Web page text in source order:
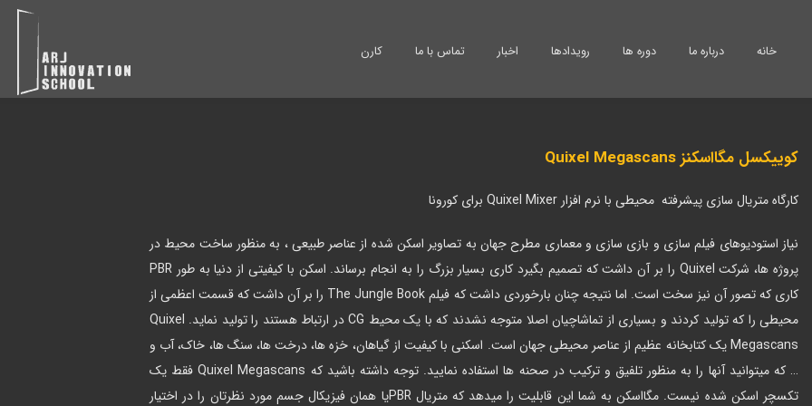
خانه درباره ما دوره ها رویدادها اخبار تماس با ما کارن
کوییکسل مگااسکنز Quixel Megascans
کارگاه متریال سازی پیشرفته محیطی با نرم افزار Quixel Mixer برای کورونا
نیاز استودیوهای فیلم سازی و بازی سازی و معماری مطرح جهان به تصاویر اسکن شده از عناصر طبیعی ، به منظور ساخت محیط در
پروژه ها، شرکت Quixel را بر آن داشت که تصمیم بگیرد کاری بسیار بزرگ را به انجام برساند. اسکن با کیفیتی از دنیا به طور PBR
کاری که تصور آن نیز سخت است. اما نتیجه چنان بارخوردی داشت که فیلم The Jungle Book را بر آن داشت که قسمت اعظمی از
محیطی را که تولید کردند و بسیاری از تماشاچیان اصلا متوجه نشدند که با یک محیط CG در ارتباط هستند را تولید نماید. Quixel
Megascans یک کتابخانه عظیم از عناصر محیطی جهان است. اسکنی با کیفیت از گیاهان، خزه ها، درخت ها، سنگ ها، خاک، آب و
… که میتوانید آنها را به منظور تلفیق و ترکیب در صحنه ها استفاده نمایید. توجه داشته باشید که Quixel Megascans فقط یک
تکسچر اسکن شده نیست. مگااسکن به شما این قابلیت را میدهد که متریال PBRیا همان فیزیکال جسم مورد نظرتان را در اختیار